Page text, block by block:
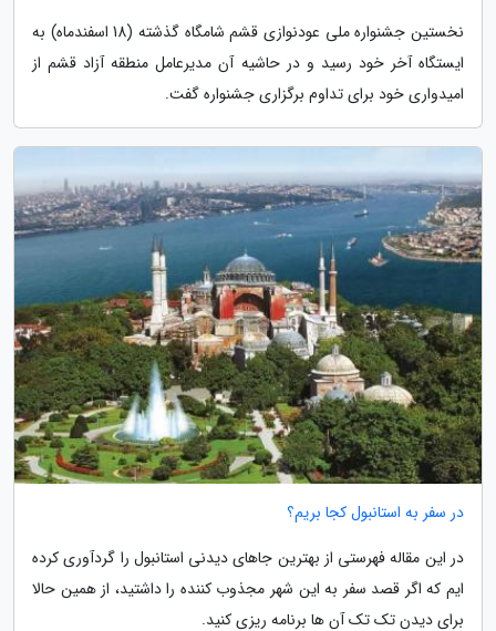
نخستین جشنواره ملی عودنوازی قشم شامگاه گذشته (18 اسفندماه) به
ایستگاه آخر خود رسید و در حاشیه آن مدیرعامل منطقه آزاد قشم از
امیدواری خود برای تداوم برگزاری جشنواره گفت.
در سفر به استانبول کجا بریم؟
در این مقاله فهرستی از بهترین جاهای دیدنی استانبول را گردآوری کرده
ایم که اگر قصد سفر به این شهر مجذوب کننده را داشتید، از همین حالا
برای دیدن تک تک آن ها برنامه ریزی کنید.